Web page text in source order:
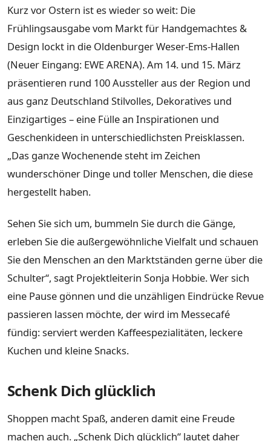
Kurz vor Ostern ist es wieder so weit: Die
Frühlingsausgabe vom Markt für Handgemachtes &
Design lockt in die Oldenburger Weser-Ems-Hallen
(Neuer Eingang: EWE ARENA). Am 14. und 15. März
präsentieren rund 100 Aussteller aus der Region und
aus ganz Deutschland Stilvolles, Dekoratives und
Einzigartiges – eine Fülle an Inspirationen und
Geschenkideen in unterschiedlichsten Preisklassen.
„Das ganze Wochenende steht im Zeichen
wunderschöner Dinge und toller Menschen, die diese
hergestellt haben.
Sehen Sie sich um, bummeln Sie durch die Gänge,
erleben Sie die außergewöhnliche Vielfalt und schauen
Sie den Menschen an den Marktständen gerne über die
Schulter“, sagt Projektleiterin Sonja Hobbie. Wer sich
eine Pause gönnen und die unzähligen Eindrücke Revue
passieren lassen möchte, der wird im Messecafé
fündig: serviert werden Kaffeespezialitäten, leckere
Kuchen und kleine Snacks.
Schenk Dich glücklich
Shoppen macht Spaß, anderen damit eine Freude
machen auch. „Schenk Dich glücklich“ lautet daher